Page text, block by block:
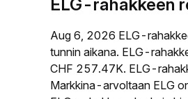
ELG-rahakkeen
Aug 6, 2026 ELG-
tunnin aikana. ELG-
CHF 257.47K. ELG-
Markkina-arvoltaan ELG